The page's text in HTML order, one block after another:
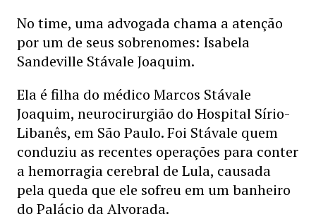
No time, uma advogada chama a atenção
por um de seus sobrenomes: Isabela
Sandeville Stávale Joaquim.
Ela é filha do médico Marcos Stávale
Joaquim, neurocirurgião do Hospital Sírio-
Libanês, em São Paulo. Foi Stávale quem
conduziu as recentes operações para conter
a hemorragia cerebral de Lula, causada
pela queda que ele sofreu em um banheiro
do Palácio da Alvorada.